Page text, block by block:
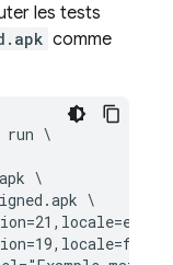
les tests
comme
run \
\
\